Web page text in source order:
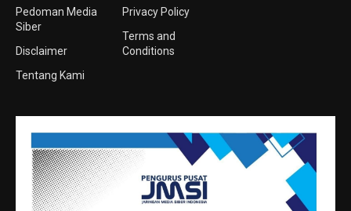
Pedoman Media
Siber
Disclaimer
Tentang Kami
Privacy Policy
Terms and
Conditions